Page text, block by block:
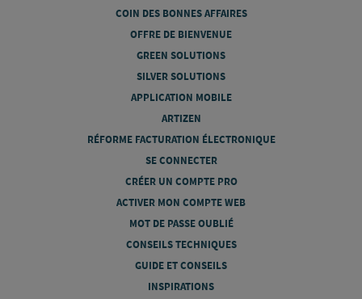
COIN DES BONNES AFFAIRES
OFFRE DE BIENVENUE
GREEN SOLUTIONS
SILVER SOLUTIONS
APPLICATION MOBILE
ARTIZEN
RÉFORME FACTURATION ÉLECTRONIQUE
SE CONNECTER
CRÉER UN COMPTE PRO
ACTIVER MON COMPTE WEB
MOT DE PASSE OUBLIÉ
CONSEILS TECHNIQUES
GUIDE ET CONSEILS
INSPIRATIONS